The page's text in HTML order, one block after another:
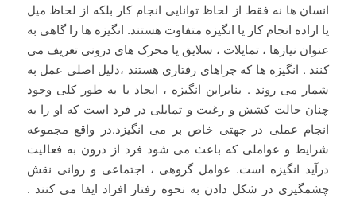
انسان ها نه فقط از لحاظ توانایی انجام کار بلکه از لحاظ میل
یا اراده انجام کار یا انگیزه متفاوت هستند. انگیزه ها را گاهی به
عنوان نیازها ، تمایلات ، سلایق یا محرک های درونی تعریف می
کنند . انگیزه ها که چراهای رفتاری هستند ،دلیل اصلی عمل به
شمار می روند . بنابراین انگیزه ، ایجاد یا به طور کلی وجود
چنان حالت کشش و رغبت و تمایلی در فرد است که او را به
انجام عملی در جهتی خاص بر می انگیزد.در واقع مجموعه
شرایط و عواملی که باعث می شود فرد از درون به فعالیت
درآید انگیزه است. عوامل گروهی ، اجتماعی و روانی نقش
چشمگیری در شکل دادن به نحوه رفتار افراد ایفا می کنند .